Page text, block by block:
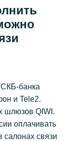
СКБ-банка
и Tele2.
шлюзов QIWI.
оплачивать
салонах связи